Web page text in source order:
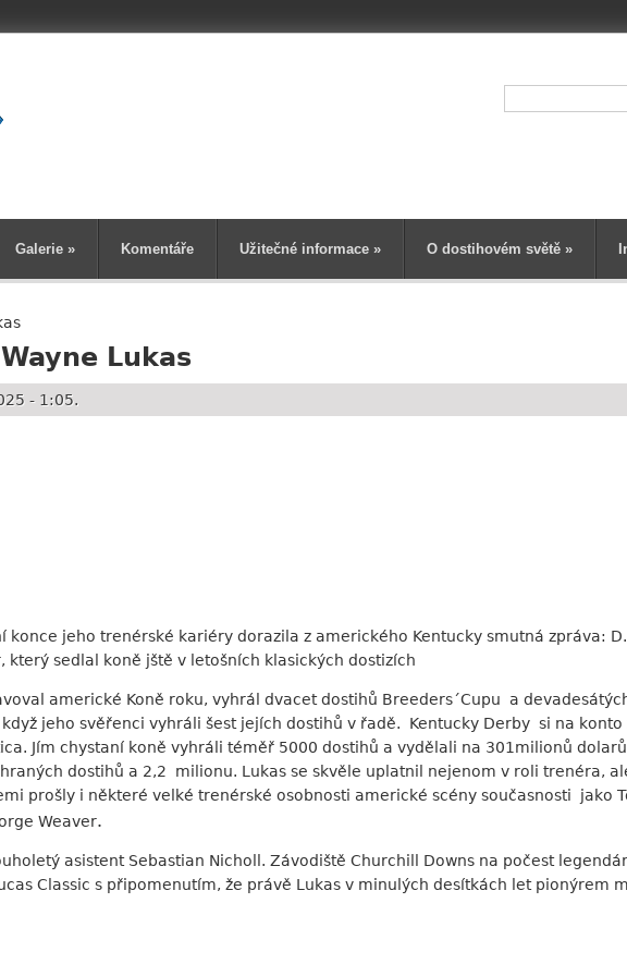
Galerie » Komentáře Užitečné informace » O dostihovém světě »
Lukas
- 1:05.
konce jeho trenérské kariéry dorazila z amerického Kentucky smutná zpráva:
sedlal koně jště v letošních klasických dostizích
americké Koně roku, vyhrál dvacet dostihů Breeders´Cupu a
jeho svěřenci vyhráli šest jejích dostihů v řadě. Kentucky Derby si na konto
Jím chystaní koně vyhráli téměř 5000 dostihů a vydělali na 301milionů
dostihů a 2,2 milionu. Lukas se skvěle uplatnil nejenom v roli trenéra,
prošly i některé velké trenérské osobnosti americké scény současnosti jako
Weaver.
asistent Sebastian Nicholl. Závodiště Churchill Downs na počest
Classic s připomenutím, že právě Lukas v minulých desítkách let pionýrem